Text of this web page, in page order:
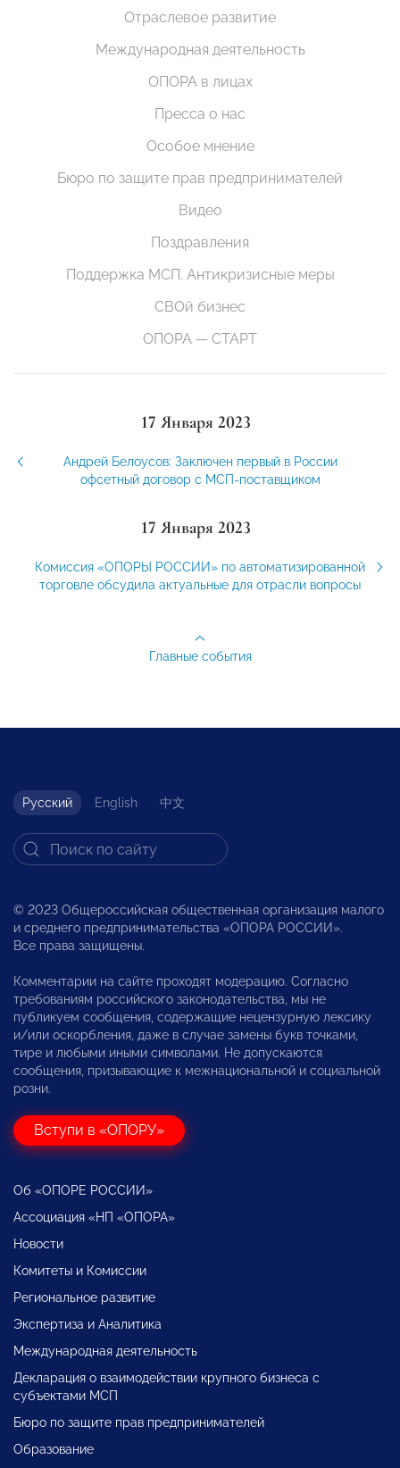
Отраслевое развитие
Международная деятельность
ОПОРА в лицах
Пресса о нас
Особое мнение
Бюро по защите прав предпринимателей
Видео
Поздравления
Поддержка МСП. Антикризисные меры
СВОй бизнес
ОПОРА — СТАРТ
17 Января 2023
Андрей Белоусов: Заключен первый в России
офсетный договор с МСП-поставщиком
17 Января 2023
Комиссия «ОПОРЫ РОССИИ» по автоматизированной
торговле обсудила актуальные для отрасли вопросы
Главные события
Русский English 中文
© 2023 Общероссийская общественная организация малого
и среднего предпринимательства «ОПОРА РОССИИ».
Все права защищены.
Комментарии на сайте проходят модерацию. Согласно
требованиям российского законодательства, мы не
публикуем сообщения, содержащие нецензурную лексику
и/или оскорбления, даже в случае замены букв точками,
тире и любыми иными символами. Не допускаются
сообщения, призывающие к межнациональной и социальной
розни.
Вступи в «ОПОРУ»
Об «ОПОРЕ РОССИИ»
Ассоциация «НП «ОПОРА»
Новости
Комитеты и Комиссии
Региональное развитие
Экспертиза и Аналитика
Международная деятельность
Декларация о взаимодействии крупного бизнеса с
субъектами МСП
Бюро по защите прав предпринимателей
Образование